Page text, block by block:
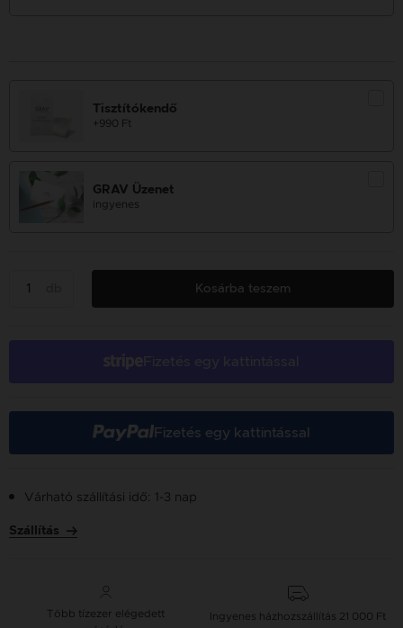
Tisztítókendő
+990 Ft
GRAV Üzenet
ingyenes
Kosárba teszem
Fizetés egy kattintással
Várható szállítási idő: 1-3 nap
Szállítás
Több tízezer elégedett
Ingyenes házhozszállítás 21 000 Ft